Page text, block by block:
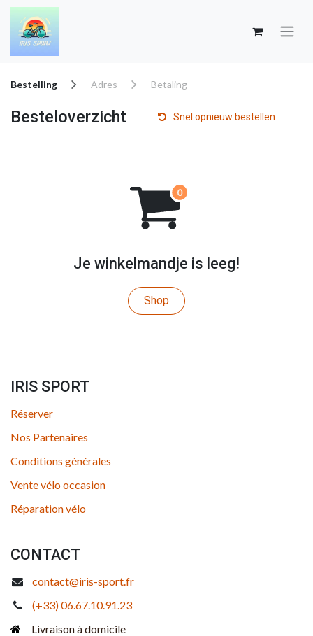
Overslaan naar inhoud
Bestelling Adres Betaling
Besteloverzicht Snel opnieuw bestellen
Je winkelmandje is leeg!
Shop
IRIS SPORT
Réserver
Nos Partenaires
Conditions générales
Vente vélo occasion
Réparation vélo
CONTACT
contact@iris-sport.fr
(+33) 06.67.10.91.23
Livraison à domicile